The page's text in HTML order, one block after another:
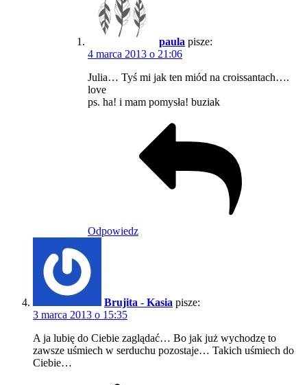
paula pisze:
4 marca 2013 o 21:06
Julia… Tyś mi jak ten miód na croissantach….
love
ps. ha! i mam pomysła! buziak
Odpowiedz
Brujita - Kasia pisze:
3 marca 2013 o 15:35
A ja lubię do Ciebie zaglądać… Bo jak już wychodzę to
zawsze uśmiech w serduchu pozostaje… Takich uśmiech do
Ciebie…